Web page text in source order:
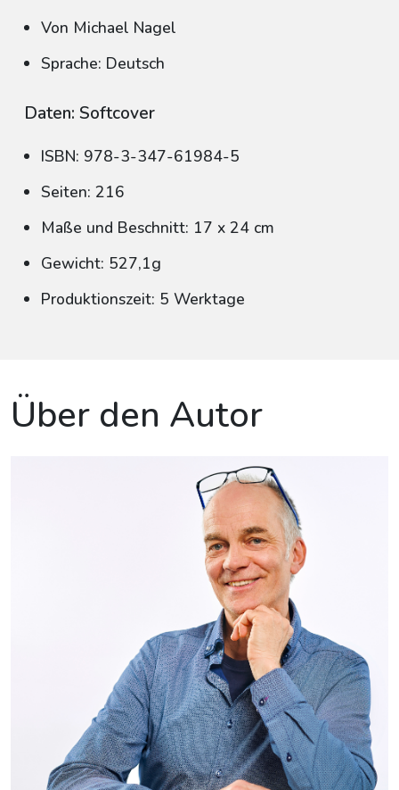
Von Michael Nagel
Sprache: Deutsch
Daten: Softcover
ISBN: 978-3-347-61984-5
Seiten: 216
Maße und Beschnitt: 17 x 24 cm
Gewicht: 527,1g
Produktionszeit: 5 Werktage
Über den Autor